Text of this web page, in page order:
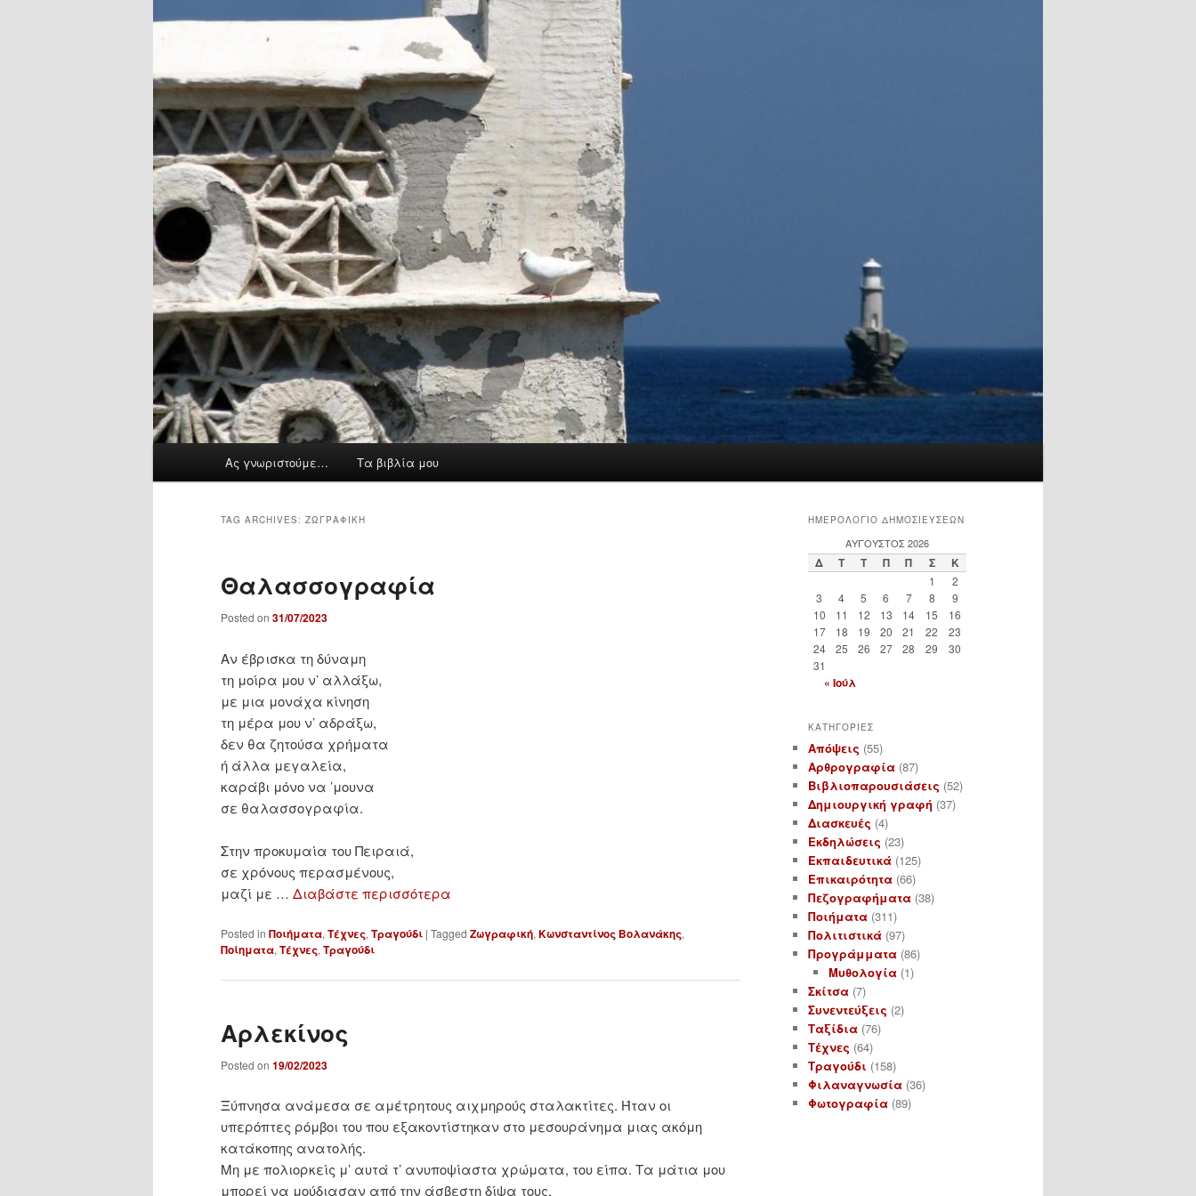
Ας γνωριστούμε… Τα βιβλία μου
TAG ARCHIVES: ΖΩΓΡΑΦΙΚΉ
Θαλασσογραφία
Posted on 31/07/2023
Αν έβρισκα τη δύναμη
τη μοίρα μου ν’ αλλάξω,
με μια μονάχα κίνηση
τη μέρα μου ν’ αδράξω,
δεν θα ζητούσα χρήματα
ή άλλα μεγαλεία,
καράβι μόνο να ’μουνα
σε θαλασσογραφία.
Στην προκυμαία του Πειραιά,
σε χρόνους περασμένους,
μαζί με … Διαβάστε περισσότερα
Posted in Ποιήματα, Τέχνες, Τραγούδι | Tagged Ζωγραφική, Κωνσταντίνος Βολανάκης,
Ποίηματα, Τέχνες, Τραγούδι
Αρλεκίνος
Posted on 19/02/2023
Ξύπνησα ανάμεσα σε αμέτρητους αιχμηρούς σταλακτίτες. Ήταν οι
υπερόπτες ρόμβοι του που εξακοντίστηκαν στο μεσουράνημα μιας ακόμη
κατάκοπης ανατολής.
Μη με πολιορκείς μ’ αυτά τ’ ανυποψίαστα χρώματα, του είπα. Τα μάτια μου
μπορεί να μούδιασαν από την άσβεστη δίψα τους,
ΗΜΕΡΟΛΟΓΙΟ ΔΗΜΟΣΙΕΥΣΕΩΝ
ΑΎΓΟΥΣΤΟΣ 2026
Δ Τ Τ Π Π Σ Κ
1
2
3
4 5 6 7 8
9
10
11 12 13 14 15
16
17
18 19 20 21 22
23
24
25 26 27 28 29
30
31
« Ιούλ
ΚΑΤΗΓΟΡΙΕΣ
Απόψεις (55)
Αρθρογραφία (87)
Βιβλιοπαρουσιάσεις (52)
Δημιουργική γραφή (37)
Διασκευές (4)
Εκδηλώσεις (23)
Εκπαιδευτικά (125)
Επικαιρότητα (66)
Πεζογραφήματα (38)
Ποιήματα (311)
Πολιτιστικά (97)
Προγράμματα (86)
Μυθολογία(1)
Σκίτσα (7)
Συνεντεύξεις (2)
Ταξίδια (76)
Τέχνες (64)
Τραγούδι (158)
Φιλαναγνωσία (36)
Φωτογραφία (89)